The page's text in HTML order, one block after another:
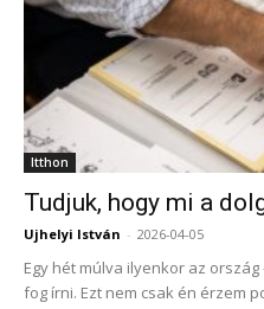
Itthon
Tudjuk, hogy mi a
Ujhelyi István - 2026-04-05
Egy hét múlva ilyenkor az
fog írni. Ezt nem csak én érzem